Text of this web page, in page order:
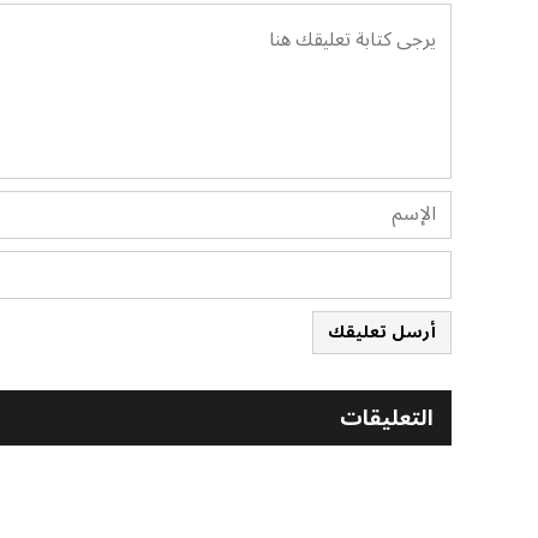
أرسل تعليقك
التعليقات